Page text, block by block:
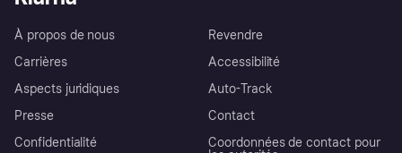
À propos de nous
Carrières
Aspects juridiques
Presse
Confidentialité
Revendre
Accessibilité
Auto-Track
Contact
Coordonnées de contact pour